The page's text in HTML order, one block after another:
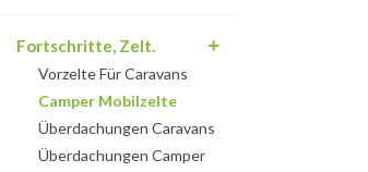
Fortschritte, Zelt.
Vorzelte Für Caravans
Camper Mobilzelte
Überdachungen Caravans
Überdachungen Camper